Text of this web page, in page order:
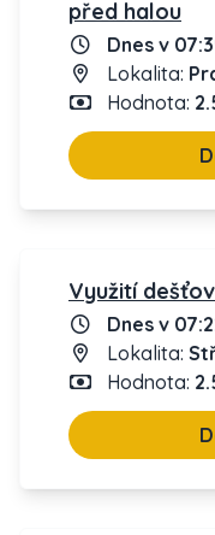
před halou
Dnes v
Lokalita:
Hodnota:
Využití
Dnes v
Lokalita:
Hodnota: